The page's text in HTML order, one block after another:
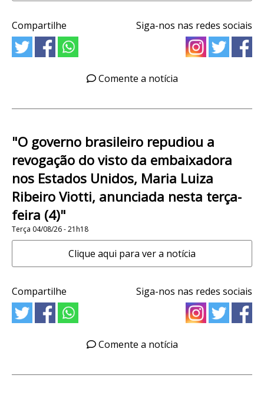
Compartilhe Siga-nos nas redes sociais
Comente a notícia
"O governo brasileiro repudiou a
revogação do visto da embaixadora
nos Estados Unidos, Maria Luiza
Ribeiro Viotti, anunciada nesta terça-
feira (4)"
Terça 04/08/26 - 21h18
Clique aqui para ver a notícia
Compartilhe Siga-nos nas redes sociais
Comente a notícia